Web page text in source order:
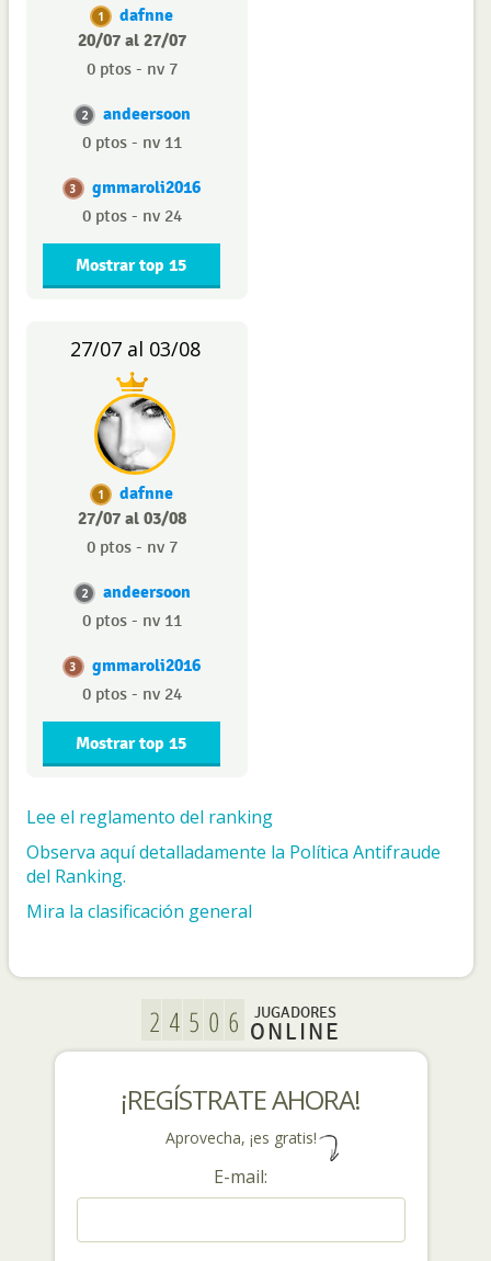
1
dafnne
20/07 al 27/07
0 ptos - nv 7
2 andeersoon
0 ptos - nv 11
3 gmmaroli2016
0 ptos - nv 24
Mostrar top 15
27/07 al 03/08
1
dafnne
27/07 al 03/08
0 ptos - nv 7
2 andeersoon
0 ptos - nv 11
3 gmmaroli2016
0 ptos - nv 24
Mostrar top 15
Lee el reglamento del ranking
Observa aquí detalladamente la Política Antifraude
del Ranking.
Mira la clasificación general
JUGADORES
ONLINE
¡REGÍSTRATE AHORA!
Aprovecha, ¡es gratis!
E-mail: